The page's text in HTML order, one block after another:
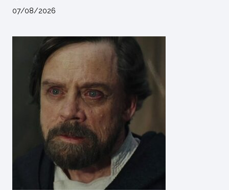
07/08/2026